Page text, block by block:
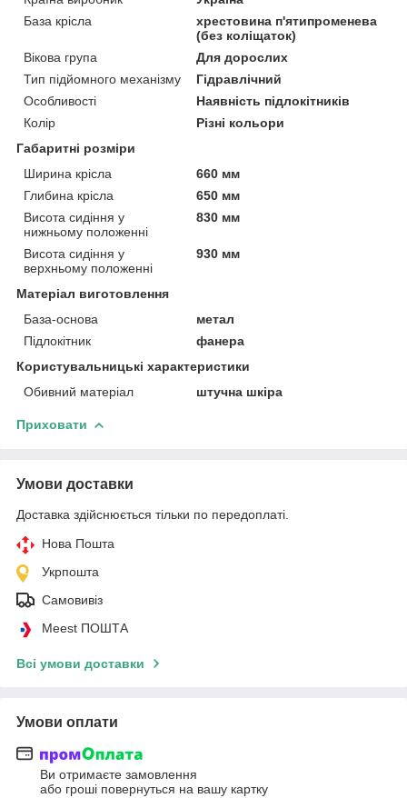
База крісла
хрестовина п'ятипроменева
(без коліщаток)
Вікова група
Для дорослих
Тип підйомного механізму
Гідравлічний
Особливості
Наявність підлокітників
Колір
Різні кольори
Габаритні розміри
Ширина крісла
660 мм
Глибина крісла
650 мм
Висота сидіння у
нижньому положенні
830 мм
Висота сидіння у
верхньому положенні
930 мм
Матеріал виготовлення
База-основа
метал
Підлокітник
фанера
Користувальницькі характеристики
Обивний матеріал
штучна шкіра
Приховати
Умови доставки
Доставка здійснюється тільки по передоплаті.
Нова Пошта
Укрпошта
Самовивіз
Meest ПОШТА
Всі умови доставки
Умови оплати
Ви отримаєте замовлення
або гроші повернуться на вашу картку